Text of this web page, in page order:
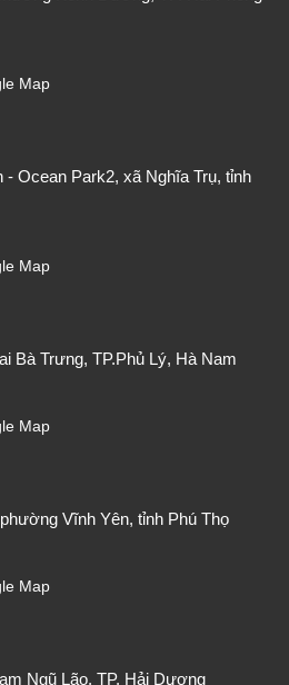
Map
- Ocean Park2, xã Nghĩa Trụ, tỉnh
Map
Bà Trưng, TP.Phủ Lý, Hà Nam
Map
Vĩnh Yên, tỉnh Phú Thọ
Map
Ngũ Lão, TP. Hải Dương